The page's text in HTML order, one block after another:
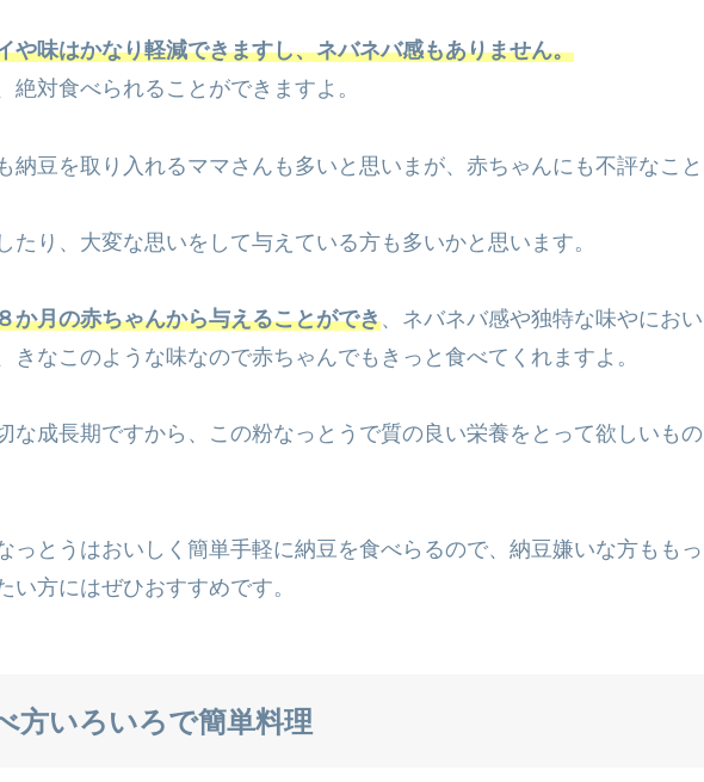
や味はかなり軽減できますし、ネバネバ感もありません。
絶対食べられることができますよ。
納豆を取り入れるママさんも多いと思いまが、赤ちゃんにも不評なこと
たり、大変な思いをして与えている方も多いかと思います。
か月の赤ちゃんから与えることができ、ネバネバ感や独特な味やにおい
きなこのような味なので赤ちゃんでもきっと食べてくれますよ。
な成長期ですから、この粉なっとうで質の良い栄養をとって欲しいもの
っとうはおいしく簡単手軽に納豆を食べらるので、納豆嫌いな方ももっ
い方にはぜひおすすめです。
方いろいろで簡単料理